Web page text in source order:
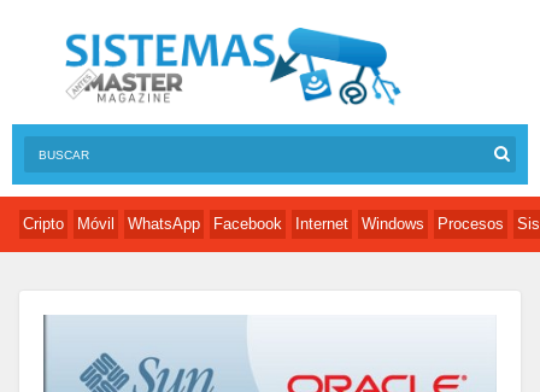
Cripto Móvil WhatsApp Facebook Internet Windows Procesos